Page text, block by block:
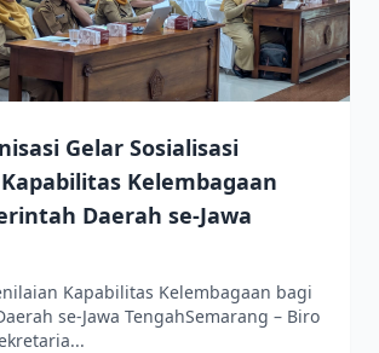
Gelar Sosialisasi
Kelembagaan
Daerah se-Jawa
Kapabilitas Kelembagaan bagi
se-Jawa TengahSemarang – Biro